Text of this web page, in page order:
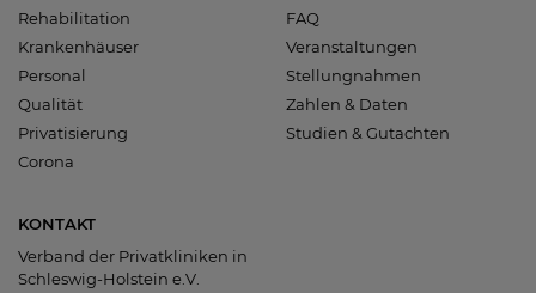
Rehabilitation
Krankenhäuser
Personal
Qualität
Privatisierung
Corona
FAQ
Veranstaltungen
Stellungnahmen
Zahlen & Daten
Studien & Gutachten
KONTAKT
Verband der Privatkliniken in
Schleswig-Holstein e.V.